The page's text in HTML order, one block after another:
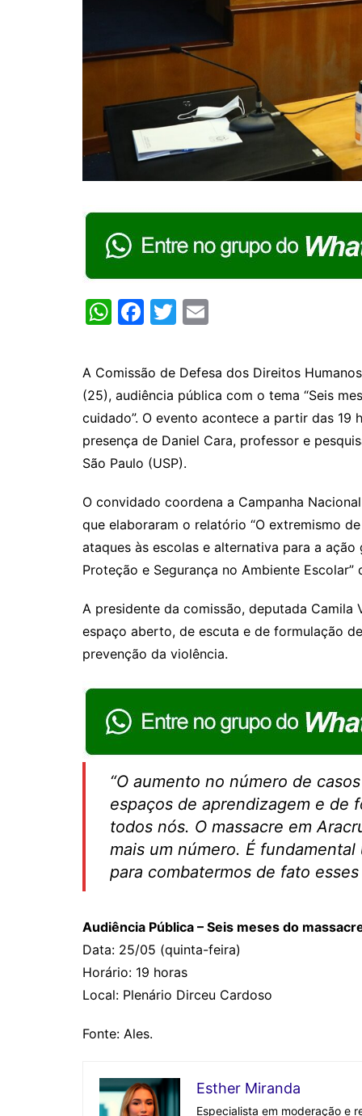
W
at
s
A
p
p
F
c
e
b
o
o
k
T
itt
er
ai
l
A Comissão de Defesa dos Direitos
(25), audiência pública com o tema “Seis
cuidado”. O evento acontece a partir das 19
presença de Daniel Cara, professor e
São Paulo (USP).
O convidado coordena a Campanha
que elaboraram o relatório “O extremismo
ataques às escolas e alternativa para a ação
Proteção e Segurança no Ambiente
A presidente da comissão, deputada Camila
espaço aberto, de escuta e de formulação
prevenção da violência.
“O aumento no número de
espaços de aprendizagem e de
todos nós. O massacre em
mais um número. É
para combatermos de fato
Audiência Pública – Seis meses do
Data: 25/05 (quinta-feira)
Horário: 19 horas
Local: Plenário Dirceu Cardoso
Fonte: Ales.
Esther Miranda
Especialista em moderação e